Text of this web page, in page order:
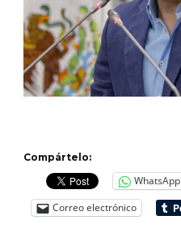
Compártelo:
WhatsApp
Correo electrónico